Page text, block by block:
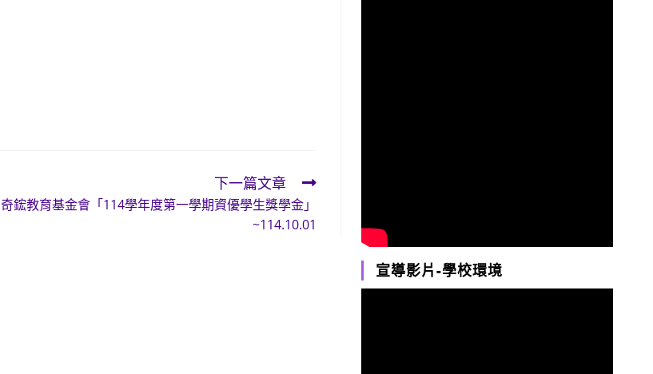
下一篇文章
奇鋐教育基金會「114學年度第一學期資優學生獎學金」
~114.10.01
宣導影片-學校環境